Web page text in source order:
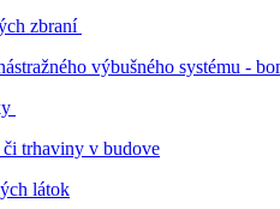
zbraní
výbušného systému -
trhaviny v budove
látok